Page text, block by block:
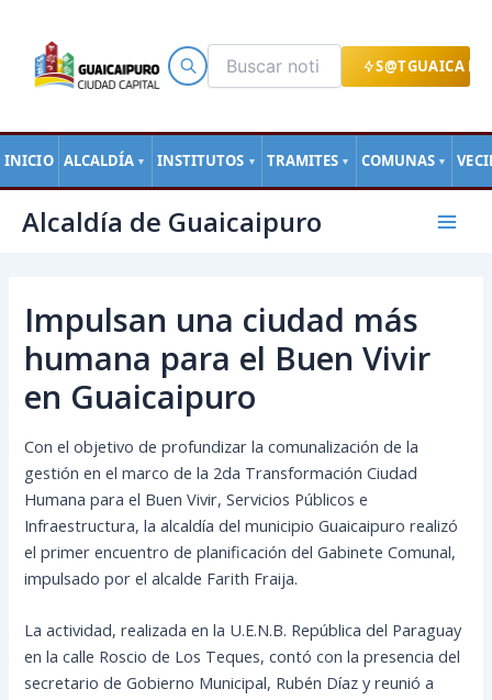
S@TGUAICA
INICIO ALCALDÍA ▼ INSTITUTOS ▼ TRAMITES ▼ COMUNAS ▼
contenido
Alcaldía de Guaicaipuro
Main
Impulsan una ciudad más
humana para el Buen Vivir
en Guaicaipuro
Con el objetivo de profundizar la comunalización de la
gestión en el marco de la 2da Transformación Ciudad
Humana para el Buen Vivir, Servicios Públicos e
Infraestructura, la alcaldía del municipio Guaicaipuro realizó
el primer encuentro de planificación del Gabinete Comunal,
impulsado por el alcalde Farith Fraija.
La actividad, realizada en la U.E.N.B. República del Paraguay
en la calle Roscio de Los Teques, contó con la presencia del
secretario de Gobierno Municipal, Rubén Díaz y reunió a
de